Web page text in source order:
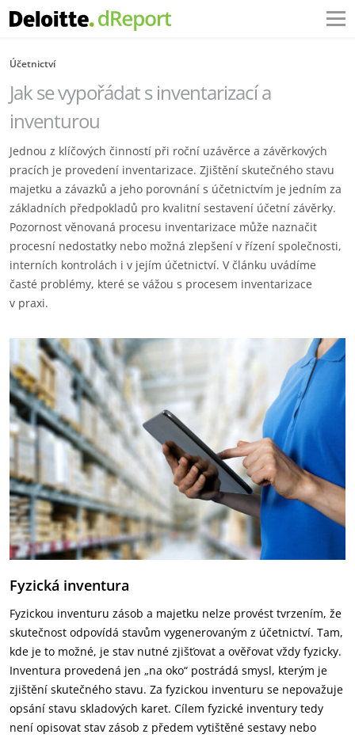
Účetnictví
Jak se vypořádat s inventarizací a
inventurou
Jednou z klíčových činností při roční uzávěrce a závěrkových
pracích je provedení inventarizace. Zjištění skutečného stavu
majetku a závazků a jeho porovnání s účetnictvím je jedním za
základních předpokladů pro kvalitní sestavení účetní závěrky.
Pozornost věnovaná procesu inventarizace může naznačit
procesní nedostatky nebo možná zlepšení v řízení společnosti,
interních kontrolách i v jejím účetnictví. V článku uvádíme
časté problémy, které se vážou s procesem inventarizace
v praxi.
Fyzická inventura
Fyzickou inventuru zásob a majetku nelze provést tvrzením, že
skutečnost odpovídá stavům vygenerovaným z účetnictví. Tam,
kde je to možné, je stav nutné zjišťovat a ověřovat vždy fyzicky.
Inventura provedená jen „na oko“ postrádá smysl, kterým je
zjištění skutečného stavu. Za fyzickou inventuru se nepovažuje
opsání stavu skladových karet. Cílem fyzické inventury tedy
není opisovat stav zásob z předem vytištěné sestavy nebo